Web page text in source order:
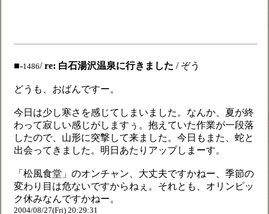
■-1486/re: 白石湯沢温泉に行きました / ぞう
どうも、おばんですー。
今日は少し寒さを感じてしまいました。なんか、夏が終
わって寂しい感じがしますぅ。抱えていた作業が一段落
したので、山形に突撃して来ました。今日もまた、蛇と
出会ってきました。明日あたりアップしまーす。
「松風食堂」のオンチャン、大丈夫ですかねー、季節の
変わり目は危ないですからねぇ。それとも、オリンピッ
ク休みなんですかねー。
2004/08/27(Fri) 20:29:31